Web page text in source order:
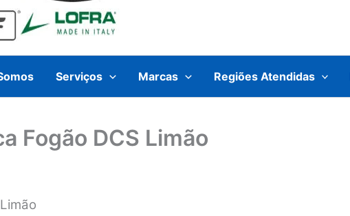
Serviços Marcas Regiões Atendidas
Fogão DCS Limão